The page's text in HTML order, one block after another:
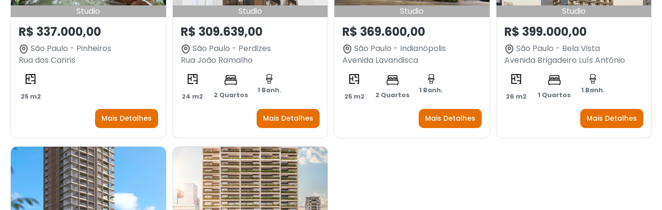
Studio
R$ 337.000,00
São Paulo - Pinheiros
Rua dos Cariris
25 m2
Mais Detalhes
Studio
R$ 309.639,00
São Paulo - Perdizes
Rua João Ramalho
24 m2 2 Quartos
1 Banh.
Mais Detalhes
Studio
R$ 369.600,00
São Paulo - Indianópolis
Avenida Lavandisca
25 m2 2 Quartos
1 Banh.
Mais Detalhes
Studio
R$ 399.000,00
São Paulo - Bela Vista
Avenida Brigadeiro Luís Antônio
26 m2 1 Quartos
1 Banh.
Mais Detalhes